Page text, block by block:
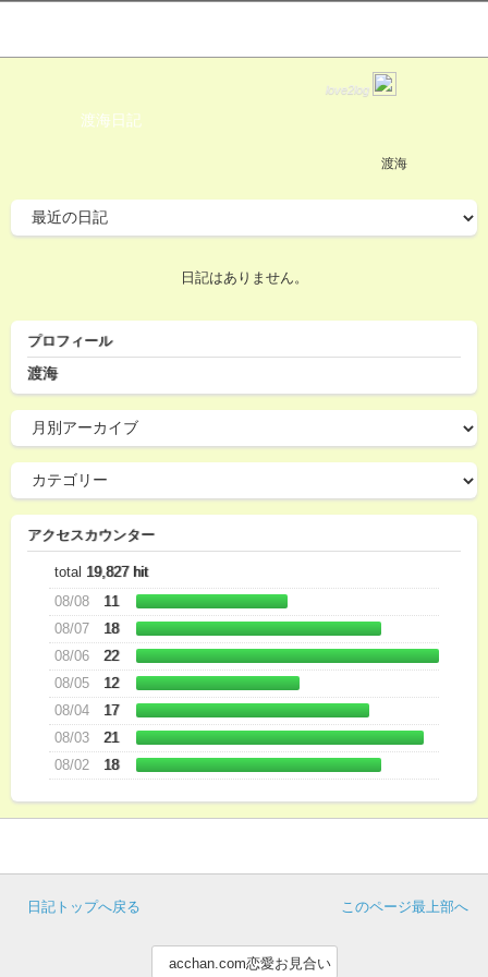
love2log
渡海日記
渡海
日記はありません。
プロフィール
渡海
アクセスカウンター
total 19,827 hit
08/08
11
08/07
18
08/06
22
08/05
12
08/04
17
08/03
21
08/02
18
このページ最上部へ
日記トップへ戻る